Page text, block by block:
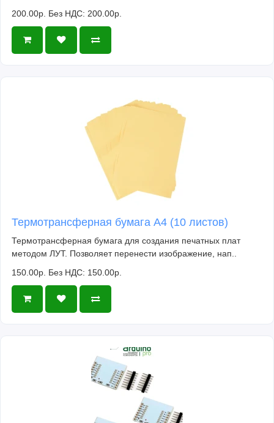
200.00р. Без НДС: 200.00р.
Термотрансферная бумага А4 (10 листов)
Термотрансферная бумага для создания печатных плат
методом ЛУТ. Позволяет перенести изображение, нап..
150.00р. Без НДС: 150.00р.